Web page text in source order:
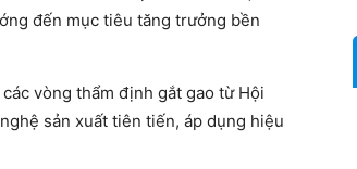
đến mục tiêu tăng trưởng bền
vòng thẩm định gắt gao từ Hội
sản xuất tiên tiến, áp dụng hiệu